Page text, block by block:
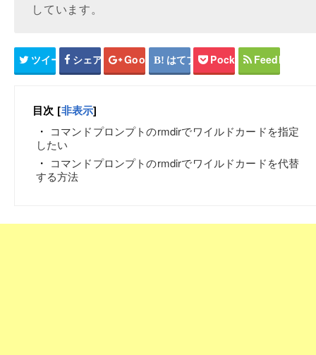
しています。
ツイート シェア Google+ はてブ Pocket Feedly
目次 [非表示]
コマンドプロンプトのrmdirでワイルドカードを指定
したい
コマンドプロンプトのrmdirでワイルドカードを代替
する方法